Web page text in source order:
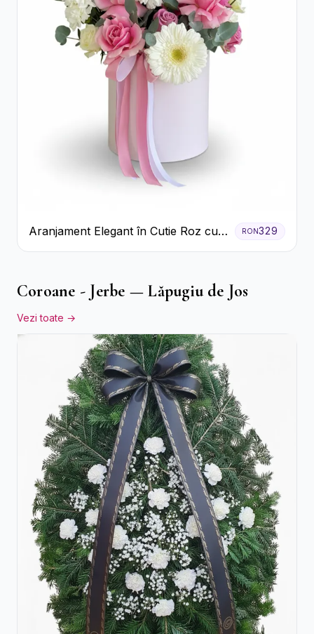
Aranjament Elegant în Cutie Roz cu
Trandafiri și Gerbera
RON329
Coroane - Jerbe — Lăpugiu de Jos
Vezi toate →